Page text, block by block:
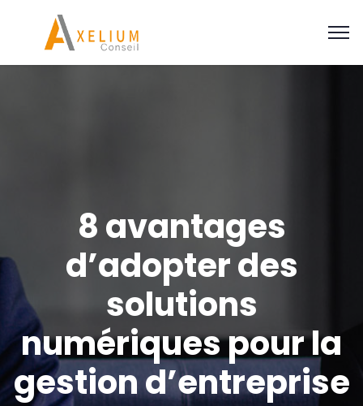
8 avantages
d’adopter des
solutions
numériques pour la
gestion d’entreprise